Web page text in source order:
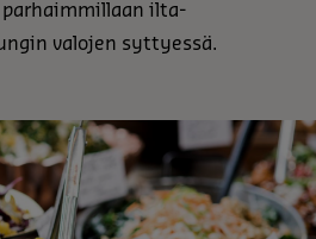
ilta-
valojen syttyessä.